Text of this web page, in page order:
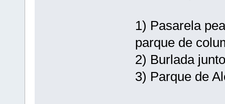
1) Pasarela
parque de
2) Burlada
3) Parque de